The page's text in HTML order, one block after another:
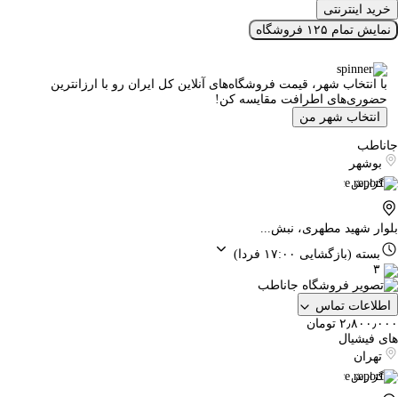
خرید اینترنتی
نمایش تمام ۱۲۵ فروشگاه
با انتخاب شهر، قیمت فروشگاه‌های آنلاین کل ایران رو با ارزانترین
حضوری‌های اطرافت مقایسه کن!
انتخاب شهر من
جاناطب
بوشهر
گزارش
بلوار شهید مطهری، نبش...
بسته (بازگشایی ۱۷:۰۰ فردا)
۳
اطلاعات تماس
۲٫۸۰۰٫۰۰۰ تومان
های فیشیال
تهران
گزارش